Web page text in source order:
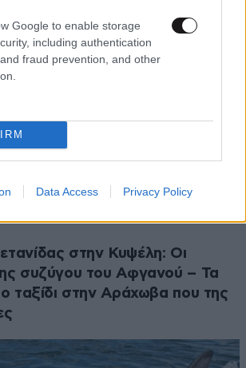
Google to enable storage
including authentication
fraud prevention, and other
Data Access Privacy Policy
στην Κυψέλη: Οι
συζύγου του Αφγανού – Τα
ταξίδι στην Αράχωβα που της